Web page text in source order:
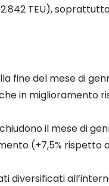
TEU),
del mese di
in miglioramento
il mese di
(+7,5% rispetto al
diversificati